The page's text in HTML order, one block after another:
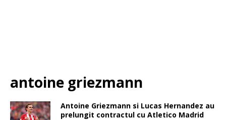
antoine griezmann
Antoine Griezmann si Lucas Hernandez au
prelungit contractul cu Atletico Madrid